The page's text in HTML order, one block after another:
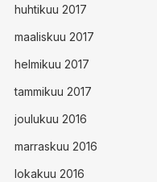
huhtikuu 2017
maaliskuu 2017
helmikuu 2017
tammikuu 2017
joulukuu 2016
marraskuu 2016
lokakuu 2016